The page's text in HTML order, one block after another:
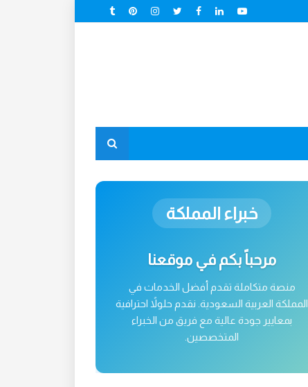
خبراء المملكة
مرحباً بكم في موقعنا
منصة متكاملة تقدم أفضل الخدمات في
المملكة العربية السعودية. نقدم حلولاً احترافية
بمعايير جودة عالية مع فريق من الخبراء
المتخصصين.